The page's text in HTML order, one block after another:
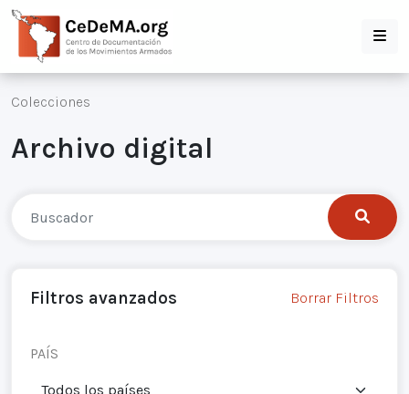
Colecciones
Archivo digital
Filtros avanzados Borrar Filtros
PAÍS